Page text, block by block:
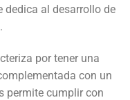
dedica al desarrollo de
por tener una
con un
permite cumplir con